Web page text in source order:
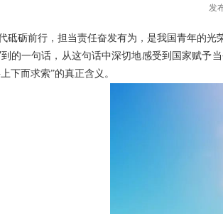
发
前行，担当责任奋发有为，是我国青年的光
的一句话，从这句话中深切地感受到国家赋予
下而求索”的真正含义。